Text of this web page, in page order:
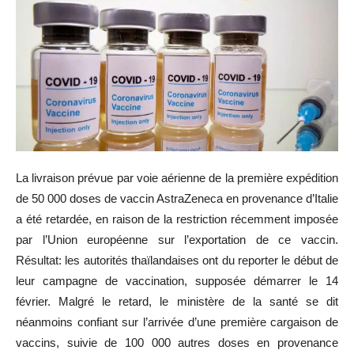
La livraison prévue par voie aérienne de la première expédition
de 50 000 doses de vaccin AstraZeneca en provenance d’Italie
a été retardée, en raison de la restriction récemment imposée
par l’Union européenne sur l’exportation de ce vaccin.
Résultat: les autorités thaïlandaises ont du reporter le début de
leur campagne de vaccination, supposée démarrer le 14
février. Malgré le retard, le ministère de la santé se dit
néanmoins confiant sur l’arrivée d’une première cargaison de
vaccins, suivie de 100 000 autres doses en provenance